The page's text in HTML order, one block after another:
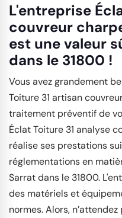
L'entreprise
couvreur
est une valeur
dans le 31800 !
Vous avez grandement
Toiture 31 artisan
traitement préventif de
Éclat Toiture 31 analyse
réalise ses prestations
réglementations en
Sarrat dans le 31800.
des matériels et
normes. Alors,